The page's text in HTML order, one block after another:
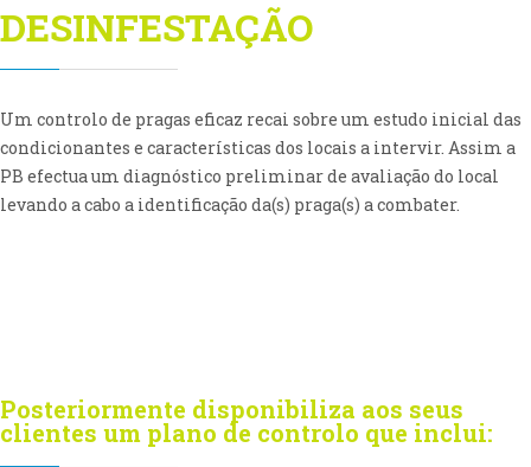
DESINFESTAÇÃO
Um controlo de pragas eficaz recai sobre um estudo inicial das
condicionantes e características dos locais a intervir. Assim a
PB efectua um diagnóstico preliminar de avaliação do local
levando a cabo a identificação da(s) praga(s) a combater.
Posteriormente disponibiliza aos seus
clientes um plano de controlo que inclui: